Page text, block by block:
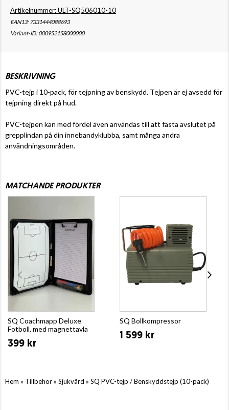
Artikelnummer: ULT-SQ506010-10
EAN13: 7331444088693
Variant-ID: 000952158000000
BESKRIVNING
PVC-tejp i 10-pack, för tejpning av benskydd. Tejpen är ej avsedd för
tejpning direkt på hud.
PVC-tejpen kan med fördel även användas till att fästa avslutet på
grepplindan på din innebandyklubba, samt många andra
användningsområden.
MATCHANDE PRODUKTER
SQ Coachmapp Deluxe
Fotboll, med magnettavla
399 kr
SQ Bollkompressor
1 599 kr
Hem » Tillbehör» Sjukvård » SQ PVC-tejp / Benskyddstejp (10-pack)